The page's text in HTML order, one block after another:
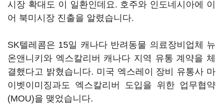
시장 확대도 이 일환인데요. 호주와 인도네시아에 이
어 북미시장 진출을 알렸습니다.
SK텔레콤은 15일 캐나다 반려동물 의료장비업체 뉴
온앤니키와 엑스칼리버 캐나다 지역 유통 계약을 체
결했다고 밝혔습니다. 미국 엑스레이 장비 유통사 마
이벳이미징과도 엑스칼리버 도입을 위한 업무협약
(MOU)을 맺었습니다.